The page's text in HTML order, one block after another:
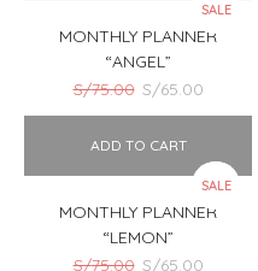
SALE
MONTHLY PLANNER
“ANGEL”
S/75.00 El
precio
original
S/75.00.
S/65.00El
precio
es:
S/65.00.
SALE
ADD TO CART
MONTHLY PLANNER
“LEMON”
S/75.00 El
S/65.00El